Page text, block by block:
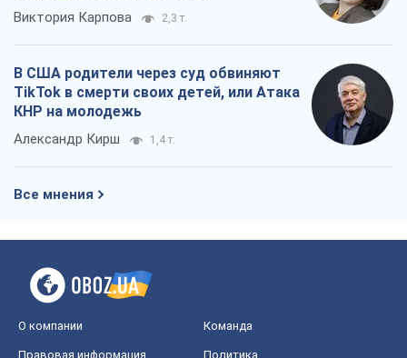
Виктория Карпова 2,3 т.
В США родители через суд обвиняют
TikTok в смерти своих детей, или Атака
КНР на молодежь
Александр Кирш 1,4 т.
Все мнения
О компании Команда
Правовая информация
Политика